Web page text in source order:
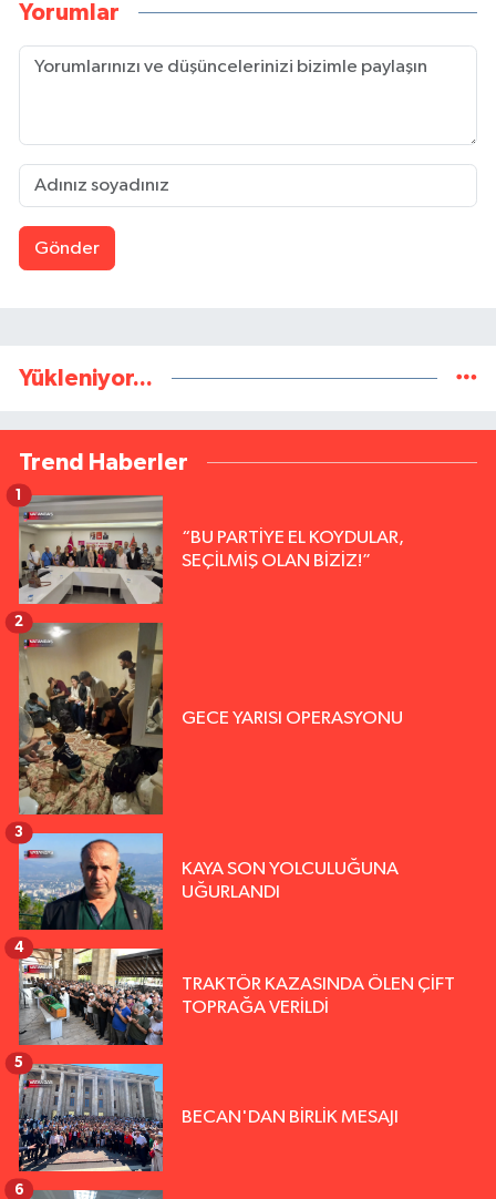
Yorumlar
Gönder
Yükleniyor...
Trend Haberler
“BU PARTİYE EL KOYDULAR,
SEÇİLMİŞ OLAN BİZİZ!”
1
GECE YARISI OPERASYONU
2
KAYA SON YOLCULUĞUNA
UĞURLANDI
3
TRAKTÖR KAZASINDA ÖLEN ÇİFT
TOPRAĞA VERİLDİ
4
BECAN'DAN BİRLİK MESAJI
5
6